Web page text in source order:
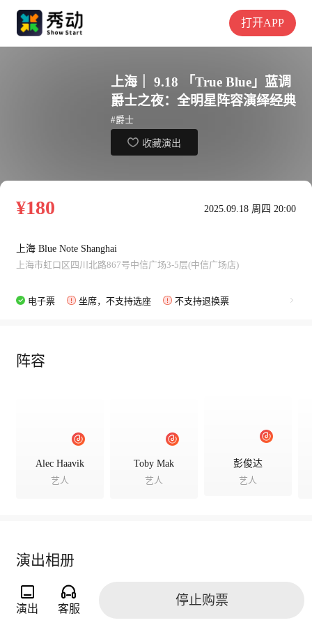
打开APP
上海｜ 9.18 「True Blue」蓝调
爵士之夜：全明星阵容演绎经典
#爵士
收藏演出
¥180 2025.09.18 周四 20:00
上海 Blue Note Shanghai
上海市虹口区四川北路867号中信广场3-5层(中信广场店)
电子票 坐席，不支持选座 不支持退换票
阵容
Alec Haavik
艺人
Toby Mak
艺人
彭俊达
艺人
演出相册
演出 客服
停止购票